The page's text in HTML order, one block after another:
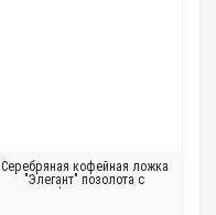
Серебряная кофейная ложка
"Элегант" позолота с
футляром